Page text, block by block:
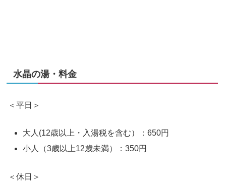
水晶の湯・料金
＜平日＞
大人(12歳以上・入湯税を含む）：650円
小人（3歳以上12歳未満）：350円
＜休日＞